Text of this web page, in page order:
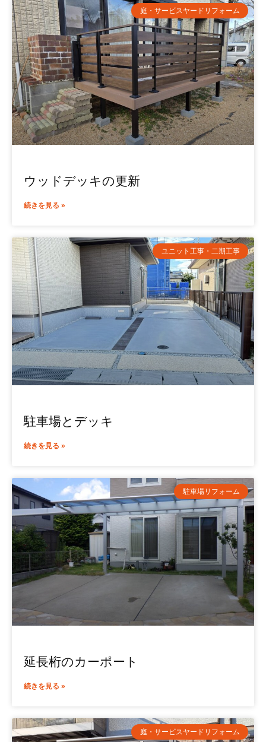
庭・サービスヤードリフォーム
ウッドデッキの更新
続きを見る »
ユニット工事・二期工事
駐車場とデッキ
続きを見る »
駐車場リフォーム
延長桁のカーポート
続きを見る »
庭・サービスヤードリフォーム